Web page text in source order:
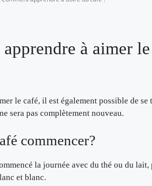
à aimer
le café, il est également possible de
sera pas complètement nouveau.
commencer?
la journée avec du thé ou du
et blanc.